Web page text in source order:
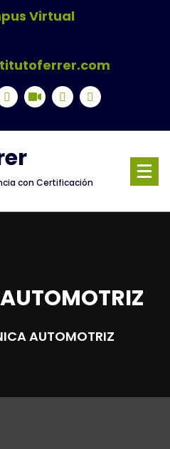
Virtual
con Certificación
AUTOMOTRIZ